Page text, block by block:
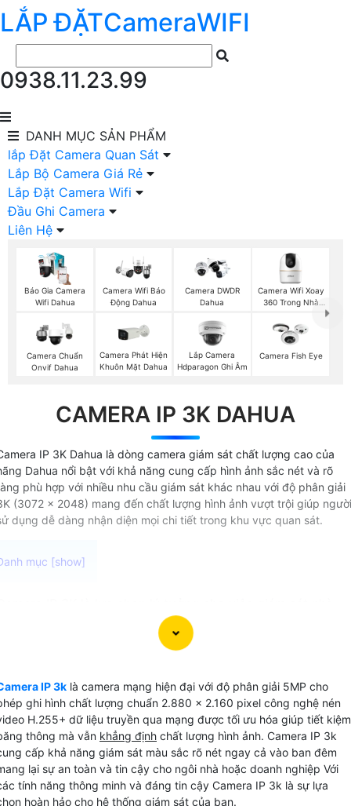
LẮP ĐẶTCameraWIFI
0938.11.23.99
DANH MỤC SẢN PHẨM
lắp Đặt Camera Quan Sát
Lắp Bộ Camera Giá Rẻ
Lắp Đặt Camera Wifi
Đầu Ghi Camera
Liên Hệ
Báo Gia Camera
Wifi Dahua
Camera Wifi Báo
Động Dahua
Camera DWDR
Dahua
Camera Wifi Xoay
360 Trong Nhà
Camera Chuẩn
Onvif Dahua
Camera Phát Hiện
Khuôn Mặt Dahua
Lắp Camera
Hdparagon Ghi Âm
Camera Fish Eye
CAMERA IP 3K DAHUA
IP 3K Dahua là dòng camera giám sát chất lượng cao của
Dahua nổi bật với khả năng cung cấp hình ảnh sắc nét và rõ
phù hợp với nhiều nhu cầu giám sát khác nhau với độ phân giải
(3072 x 2048) mang đến chất lượng hình ảnh vượt trội giúp người
dụng dễ dàng nhận diện mọi chi tiết trong khu vực quan sát.
và công trình với độ phân giải 5MP cho hình ảnh sắc
và chất lượng cao. Với khả năng truyền dữ liệu qua
máy tính từ xa mọi lúc, mọi nơi. Đây là giải pháp an
và tiện lợi để bảo vệ tài sản và giám sát hoạt động
nhà xưởng và công trình.
IP 3k là camera mạng hiện đại với độ phân giải 5MP cho
ghi hình chất lượng chuẩn 2.880 x 2.160 pixel công nghệ nén
H.255+ dữ liệu truyền qua mạng được tối ưu hóa giúp tiết kiệm
thông mà vẫn khẳng định chất lượng hình ảnh. Camera IP 3k
cấp khả năng giám sát màu sắc rõ nét ngay cả vào ban đêm
lại sự an toàn và tin cậy cho ngôi nhà hoặc doanh nghiệp Với
tính năng thông minh và đáng tin cậy Camera IP 3k là sự lựa
hoàn hảo cho hệ thống giám sát của bạn.